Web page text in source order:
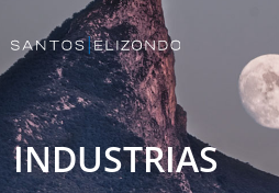
INDUSTRIAS